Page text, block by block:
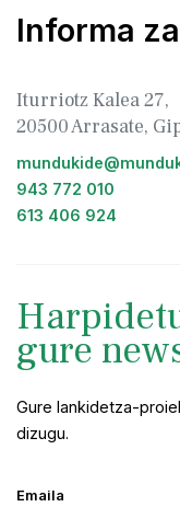
Informa
Iturriotz Kalea 27,
20500 Arrasate,
943 772 010
613 406 924
gure
Gure lankidetza-
dizugu.
Emaila